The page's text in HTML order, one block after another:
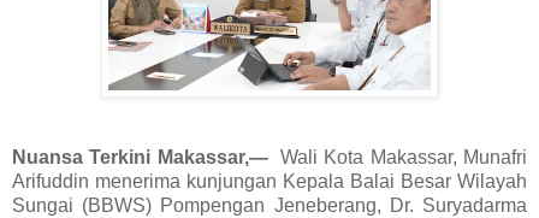
Nuansa Terkini Makassar,— Wali Kota Makassar, Munafri
Arifuddin menerima kunjungan Kepala Balai Besar Wilayah
Sungai (BBWS) Pompengan Jeneberang, Dr. Suryadarma